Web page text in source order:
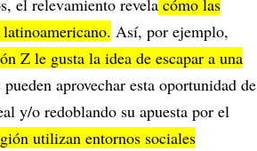
el relevamiento revela cómo las
Así, por ejemplo,
Z le gusta la idea de escapar a una
aprovechar esta oportunidad de
y/o redoblando su apuesta por el
utilizan entornos sociales